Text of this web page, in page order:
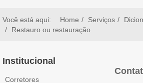
Você está aqui: Home Serviços
Restauro ou restauração
Institucional
Corretores